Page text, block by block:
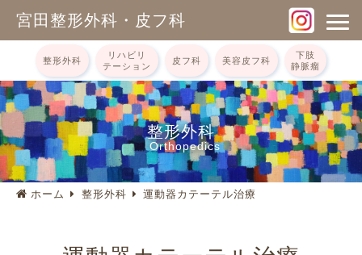
整形外科
リハビリ
テーション
皮フ科 美容皮フ科
下肢
静脈瘤
宮田整形外科・皮フ科
整形外科
Orthopedics
ホーム 整形外科 運動器カテーテル治療